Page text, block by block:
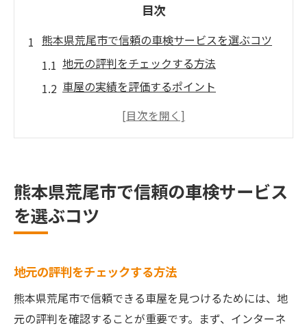
目次
熊本県荒尾市で信頼の車検サービスを選ぶコツ
地元の評判をチェックする方法
車屋の実績を評価するポイント
コミュニケーションの重要性
口コミとレビューを活用する
地域密着型の車屋がもたらす安心の車検体験
地域密着の利点とは？
顧客との親密な関係構築
地元ならではの特典を活用
地域イベントとの連携
熊本県荒尾市で信頼の車検サービス
を選ぶコツ
地元の評判をチェックする方法
熊本県荒尾市で信頼できる車屋を見つけるためには、地
元の評判を確認することが重要です。まず、インターネ